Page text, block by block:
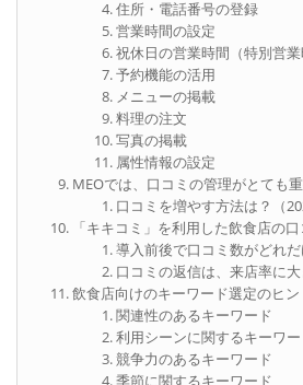
住所・電話番号の登録
営業時間の設定
祝休日の営業時間（特別営
予約機能の活用
メニューの掲載
料理の注文
写真の掲載
属性情報の設定
MEOでは、口コミの管理がとても重
口コミを増やす方法は？（
「キキコミ」を利用した飲食店の
導入前後で口コミ数がどれ
口コミの返信は、来店率に大
飲食店向けのキーワード選定のヒン
関連性のあるキーワード
利用シーンに関するキーワー
競争力のあるキーワード
季節に関するキーワード